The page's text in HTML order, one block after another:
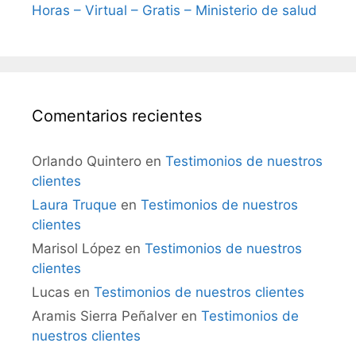
Horas – Virtual – Gratis – Ministerio de salud
Comentarios recientes
Orlando Quintero en Testimonios de nuestros
clientes
Laura Truque en Testimonios de nuestros
clientes
Marisol López en Testimonios de nuestros
clientes
Lucas en Testimonios de nuestros clientes
Aramis Sierra Peñalver en Testimonios de
nuestros clientes